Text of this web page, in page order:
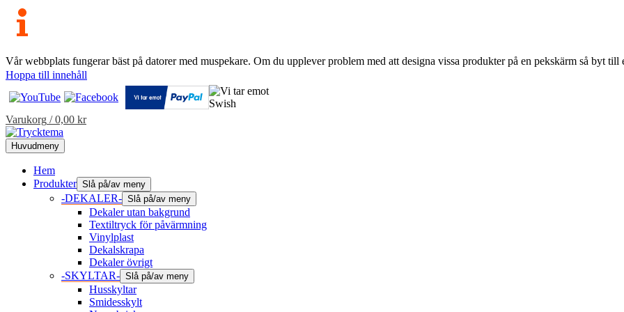
Vår webbplats fungerar bäst på datorer med muspekare. Om du upplever problem med att designa vissa produkter på en pekskärm så byt till
Hoppa till innehåll
Varukorg /0,00 kr
Huvudmeny
Hem
Produkter Slå på/av meny
-DEKALER- Slå på/av meny
Dekaler utan bakgrund
Textiltryck för påvärmning
Vinylplast
Dekalskrapa
Dekaler övrigt
-SKYLTAR- Slå på/av meny
Husskyltar
Smidesskylt